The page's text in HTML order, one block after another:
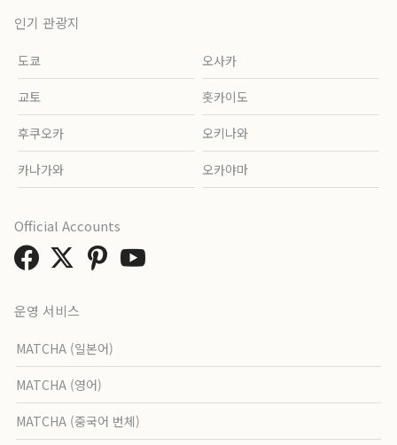
인기 관광지
도쿄 오사카
교토 홋카이도
후쿠오카 오키나와
카나가와 오카야마
운영 서비스
MATCHA (일본어)
MATCHA (영어)
MATCHA (중국어 번체)
Official Accounts